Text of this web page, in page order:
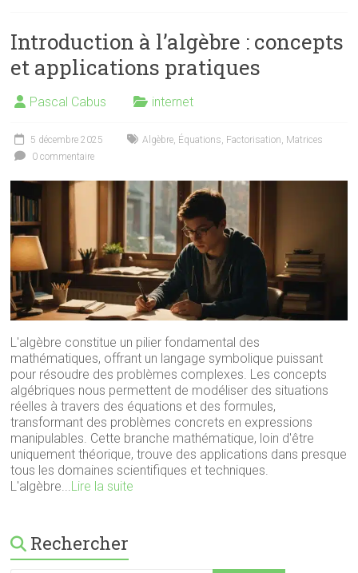
Introduction à l’algèbre : concepts
et applications pratiques
Pascal Cabus internet
5 décembre 2025 Algèbre, Équations, Factorisation, Matrices
0 commentaire
L'algèbre constitue un pilier fondamental des
mathématiques, offrant un langage symbolique puissant
pour résoudre des problèmes complexes. Les concepts
algébriques nous permettent de modéliser des situations
réelles à travers des équations et des formules,
transformant des problèmes concrets en expressions
manipulables. Cette branche mathématique, loin d'être
uniquement théorique, trouve des applications dans presque
tous les domaines scientifiques et techniques.
L'algèbre...Lire la suite
Rechercher